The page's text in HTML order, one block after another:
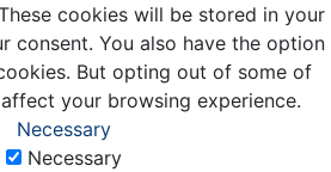
cookies will be stored in your
consent. You also have the option
But opting out of some of
your browsing experience.
Necessary
Necessary